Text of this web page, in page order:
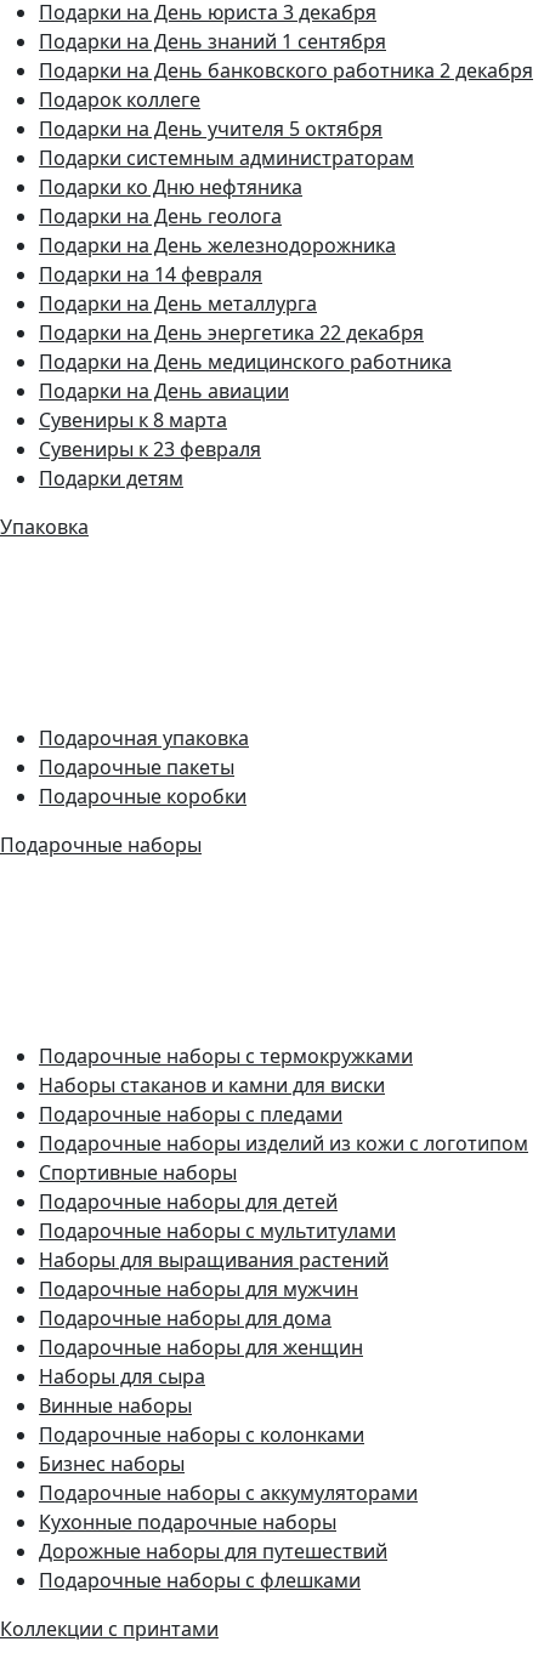
Подарки на День юриста 3 декабря
Подарки на День знаний 1 сентября
Подарки на День банковского работника 2 декабря
Подарок коллеге
Подарки на День учителя 5 октября
Подарки системным администраторам
Подарки ко Дню нефтяника
Подарки на День геолога
Подарки на День железнодорожника
Подарки на 14 февраля
Подарки на День металлурга
Подарки на День энергетика 22 декабря
Подарки на День медицинского работника
Подарки на День авиации
Сувениры к 8 марта
Сувениры к 23 февраля
Подарки детям
Упаковка
Подарочная упаковка
Подарочные пакеты
Подарочные коробки
Подарочные наборы
Подарочные наборы с термокружками
Наборы стаканов и камни для виски
Подарочные наборы с пледами
Подарочные наборы изделий из кожи с логотипом
Спортивные наборы
Подарочные наборы для детей
Подарочные наборы с мультитулами
Наборы для выращивания растений
Подарочные наборы для мужчин
Подарочные наборы для дома
Подарочные наборы для женщин
Наборы для сыра
Винные наборы
Подарочные наборы с колонками
Бизнес наборы
Подарочные наборы с аккумуляторами
Кухонные подарочные наборы
Дорожные наборы для путешествий
Подарочные наборы с флешками
Коллекции с принтами